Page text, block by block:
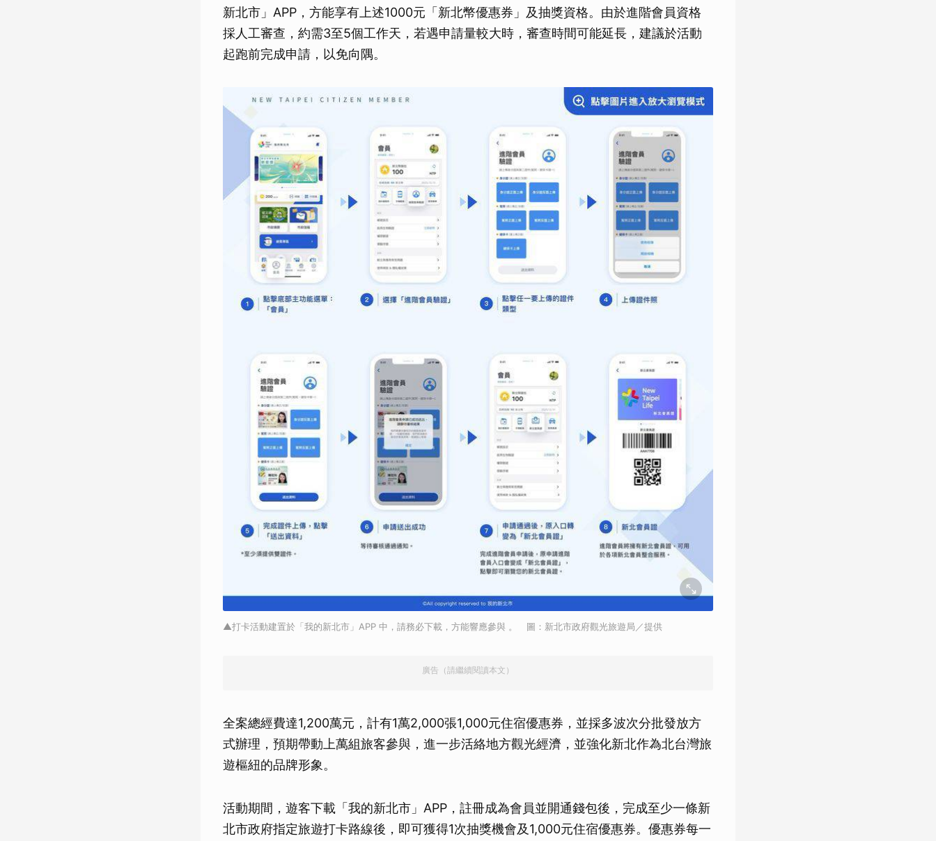
新北市」APP，方能享有上述1000元「新北幣優惠券」及抽獎資格。由於進階會員資格
採人工審查，約需3至5個工作天，若遇申請量較大時，審查時間可能延長，建議於活動
起跑前完成申請，以免向隅。
▲打卡活動建置於「我的新北市」APP 中，請務必下載，方能響應參與 。 圖：新北市政府觀光旅遊局／提供
廣告（請繼續閱讀本文）
全案總經費達1,200萬元，計有1萬2,000張1,000元住宿優惠券，並採多波次分批發放方
式辦理，預期帶動上萬組旅客參與，進一步活絡地方觀光經濟，並強化新北作為北台灣旅
遊樞紐的品牌形象。
活動期間，遊客下載「我的新北市」APP，註冊成為會員並開通錢包後，完成至少一條新
北市政府指定旅遊打卡路線後，即可獲得1次抽獎機會及1,000元住宿優惠券。優惠券每一